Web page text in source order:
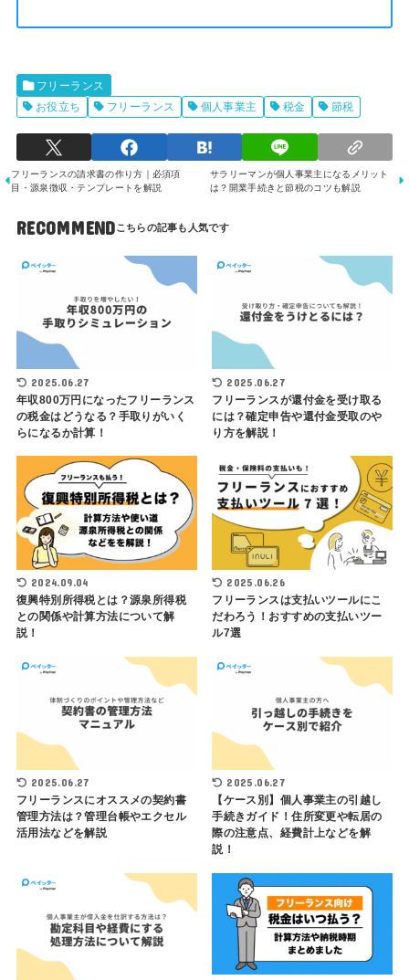
フリーランス
お役立ち
フリーランス 個人事業主 税金 節税
サラリーマンが個人事業主になるメリット
は？開業手続きと節税のコツも解説
フリーランスの請求書の作り方｜必須項
目・源泉徴収・テンプレートを解説
RECOMMEND
2025.06.27
年収800万円になったフリーランス
の税金はどうなる？手取りがいく
らになるか計算！
2025.06.27
フリーランスが還付金を受け取る
には？確定申告や還付金受取のや
り方を解説！
2024.09.04
復興特別所得税とは？源泉所得税
との関係や計算方法について解
説！
2025.06.26
フリーランスは支払いツールにこ
だわろう！おすすめの支払いツー
ル7選
2025.06.27
フリーランスにオススメの契約書
管理方法は？管理台帳やエクセル
活用法などを解説
2025.06.27
【ケース別】個人事業主の引越し
手続きガイド！住所変更や転居の
際の注意点、経費計上などを解
説！